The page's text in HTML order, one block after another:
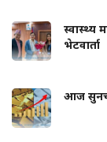
स्वास्थ्य
भेटवार्ता
आज